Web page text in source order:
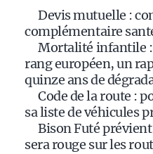
Devis mutuelle :
complémentaire
Mortalité infantile :
rang européen, un
quinze ans de
Code de la route :
sa liste de véhicules
Bison Futé
sera rouge sur les